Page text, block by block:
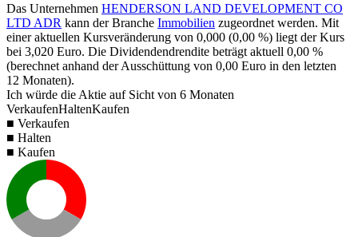
Das Unternehmen HENDERSON LAND DEVELOPMENT CO
LTD ADR kann der Branche Immobilien zugeordnet werden. Mit
einer aktuellen Kursveränderung von 0,000 (0,00 %) liegt der Kurs
bei 3,020 Euro. Die Dividendendrendite beträgt aktuell 0,00 %
(berechnet anhand der Ausschüttung von 0,00 Euro in den letzten
12 Monaten).
Ich würde die Aktie auf Sicht von 6 Monaten
VerkaufenHaltenKaufen
■ Verkaufen
■ Halten
■ Kaufen